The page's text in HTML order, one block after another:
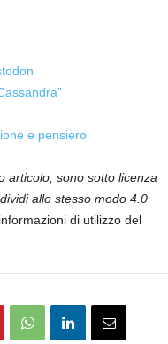
e pensiero
articolo, sono sotto licenza
allo stesso modo 4.0
di utilizzo del